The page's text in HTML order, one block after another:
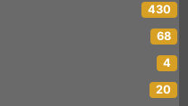
430
68
4
20